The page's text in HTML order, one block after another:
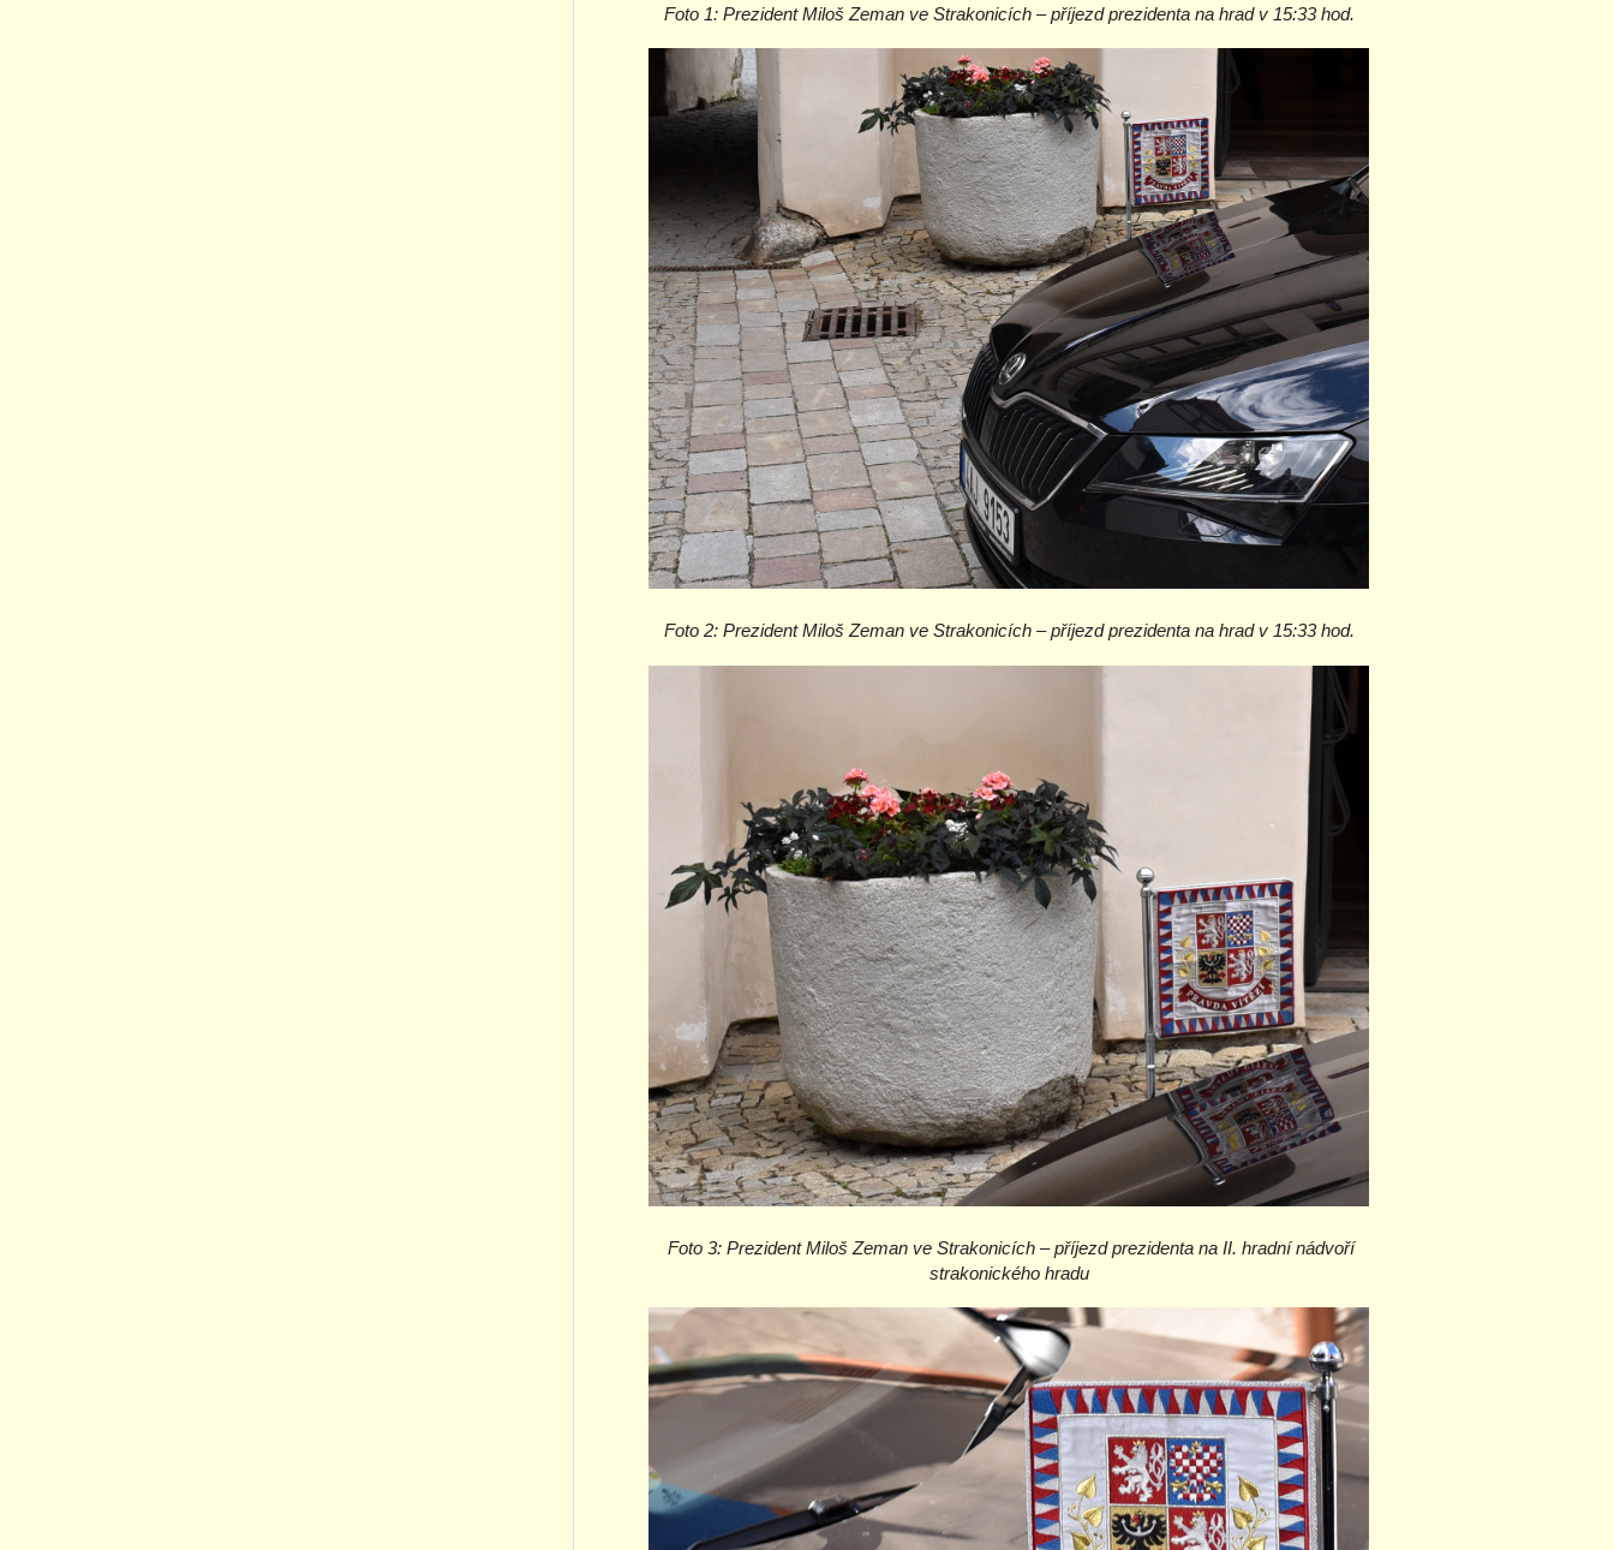
Foto 1: Prezident Miloš Zeman ve Strakonicích – příjezd prezidenta na hrad v 15:33 hod.
Foto 2: Prezident Miloš Zeman ve Strakonicích – příjezd prezidenta na hrad v 15:33 hod.
Foto 3: Prezident Miloš Zeman ve Strakonicích – příjezd prezidenta na II. hradní nádvoří
strakonického hradu